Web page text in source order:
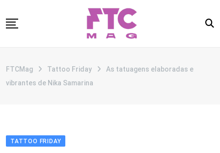
to
CATEGORIAS
FTCMag Tattoo Friday
As tatuagens elaboradas e
vibrantes de Nika Samarina
TATTOO FRIDAY